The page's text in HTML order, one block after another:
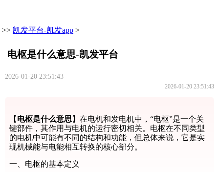
>> 凯发平台-凯发app >
电枢是什么意思-凯发平台
2026-01-20 23:51:43
2026-01-20 23:51:43
【 电枢是什么意思】在电机和发电机中，“电枢”是一个关
键部件，其作用与电机的运行密切相关。电枢在不同类型
的电机中可能有不同的结构和功能，但总体来说，它是实
现机械能与电能相互转换的核心部分。
一、电枢的基本定义